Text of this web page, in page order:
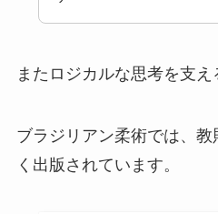
またロジカルな思考を支え
ブラジリアン柔術では、
く出版されています。